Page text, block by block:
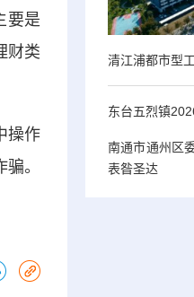
要是
财类
操作
。
清江浦都市型
东台五烈镇
南通市通州区
表昝圣达